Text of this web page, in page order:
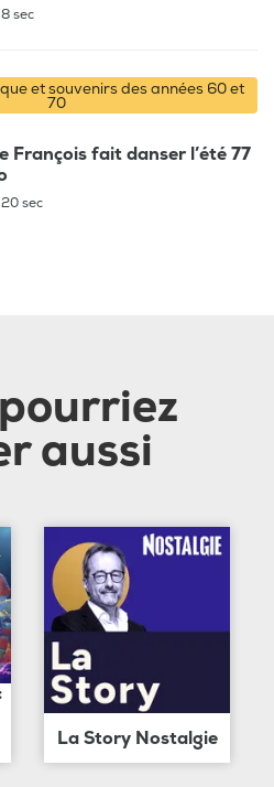
sec
et souvenirs des années 60 et
70
François fait danser l’été 77
sec
aussi
La Story Nostalgie